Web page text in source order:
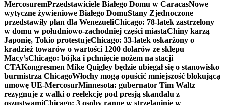
MercosuremPrzedstawiciele Białego Domu w CaracasNowe
wytyczne żywieniowe Białego DomuStany Zjednoczone
przedstawiły plan dla WenezueliChicago: 78-latek zastrzelony
w domu w południowo-zachodniej części miastaChiny karzą
Japonię, Tokio protestujeChicago: 33-latek oskarżony o
kradzież towarów o wartości 1200 dolarów ze sklepu
Macy’sChicago: bójka i pchnięcie nożem na stacji
CTAKongresmen Mike Quigley będzie ubiegał się o stanowisko
burmistrza ChicagoWłochy mogą opuścić mniejszość blokującą
umowę UE-MercosurMinnesota: gubernator Tim Waltz
rezygnuje z walki o reelekcję pod presją skandalu z